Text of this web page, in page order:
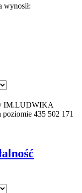
wynosił:
IM.LUDWIKA
435 502 171